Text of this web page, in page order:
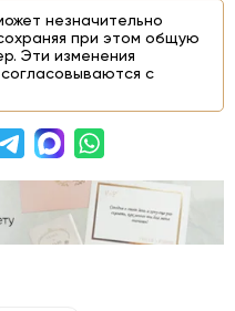
незначительно
при этом общую
Эти изменения
с